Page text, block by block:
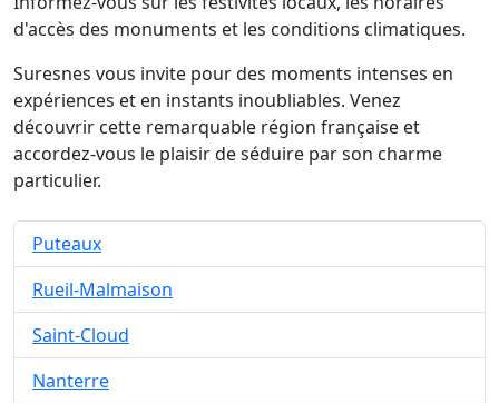
d'accès des monuments et les conditions climatiques.
Suresnes vous invite pour des moments intenses en
expériences et en instants inoubliables. Venez
découvrir cette remarquable région française et
accordez-vous le plaisir de séduire par son charme
particulier.
Puteaux
Rueil-Malmaison
Saint-Cloud
Nanterre